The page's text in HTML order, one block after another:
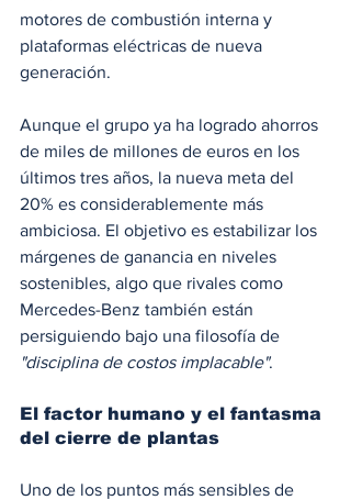
motores de combustión interna y
plataformas eléctricas de nueva
generación.
Aunque el grupo ya ha logrado ahorros
de miles de millones de euros en los
últimos tres años, la nueva meta del
20% es considerablemente más
ambiciosa. El objetivo es estabilizar los
márgenes de ganancia en niveles
sostenibles, algo que rivales como
Mercedes-Benz también están
persiguiendo bajo una filosofía de
"disciplina de costos implacable".
El factor humano y el fantasma
del cierre de plantas
Uno de los puntos más sensibles de